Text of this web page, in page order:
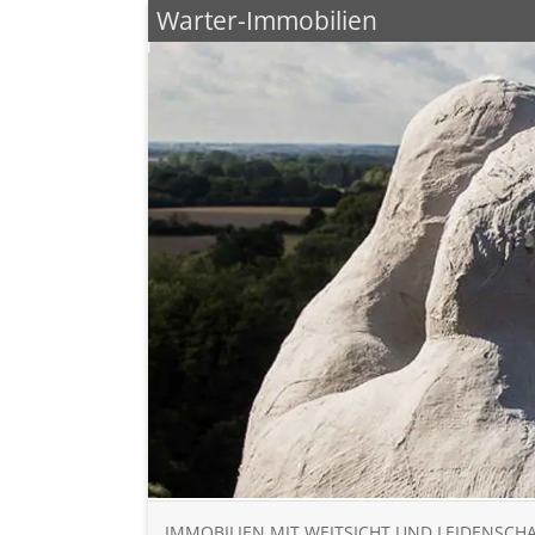
Warter-Immobilien